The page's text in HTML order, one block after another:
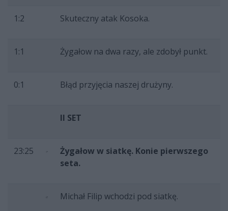
1:2 Skuteczny atak Kosoka.
1:1 Żygałow na dwa razy, ale zdobył punkt.
0:1 Błąd przyjęcia naszej drużyny.
II SET
23:25
Żygałow w siatkę. Konie pierwszego
seta.
Michał Filip wchodzi pod siatkę.